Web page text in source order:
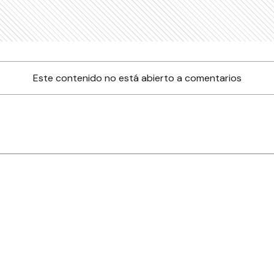
Este contenido no está abierto a comentarios